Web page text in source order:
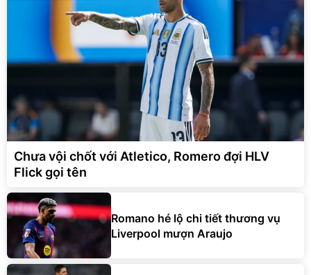
Chưa vội chốt với Atletico, Romero đợi HLV
Flick gọi tên
Romano hé lộ chi tiết thương vụ
Liverpool mượn Araujo